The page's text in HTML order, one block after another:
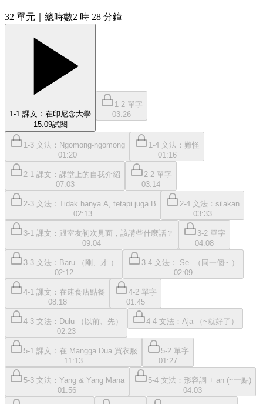
32 單元 ｜總時數2 時 28 分鐘
1-1 課文：在印尼念大學
15:09試閱
1-2 單字
03:26
1-3 文法：Ngomong-ngomong
01:20
1-4 文法：難怪
01:16
2-1 課文：課堂上的自我介紹
07:03
2-2 單字
03:14
2-3 文法：Tidak hanya A, tetapi juga B
02:13
2-4 文法：silakan
03:33
3-1 課文：跟室友初次見面，該講些什麼話？
09:04
3-2 單字
04:08
3-3 文法：Baru （剛、才 ）
02:12
3-4 文法： Se- （同一個~ ）
02:09
4-1 課文：在速食店點餐
08:18
4-2 單字
01:45
4-3 文法：Dulu （以前、先）
02:23
4-4 文法：Aja （~就好了）
5-1 課文：在 Mangga Dua 買衣服
11:13
5-2 單字
01:27
5-3 文法：Yang & Yang Mana
01:56
5-4 文法：形容詞 + an (~一點)
04:03